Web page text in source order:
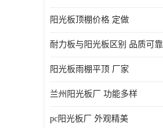
阳光板顶棚价格 定做
耐力板与阳光板区别 品质可靠
阳光板雨棚平顶 厂家
兰州阳光板厂 功能多样
pc阳光板厂 外观精美